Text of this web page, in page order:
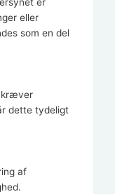
eller
som en del
kræver
dette tydeligt
af